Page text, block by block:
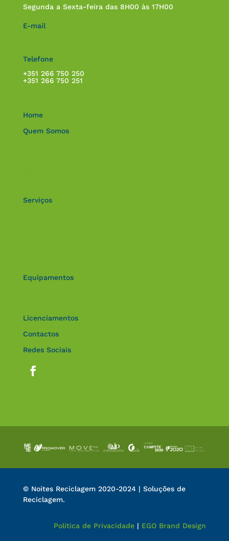
Segunda a Sexta-feira das 8H00 às 17H00
E-mail
Telefone
+351 266 750 250
+351 266 750 251
Home
Quem Somos
Serviços
Equipamentos
Licenciamentos
Contactos
Redes Sociais
© Noites Reciclagem 2020-2024 | Soluções de
Reciclagem.
Política de Privacidade | EGO Brand Design